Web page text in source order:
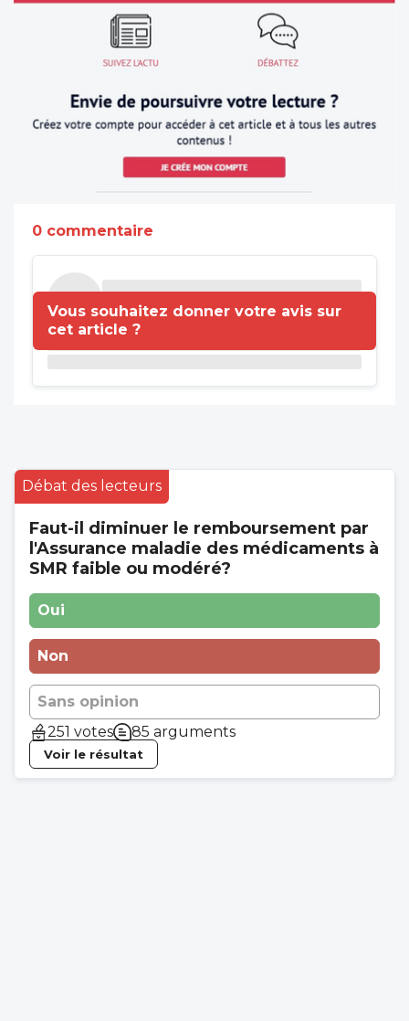
0 commentaire
Vous souhaitez donner votre avis sur
cet article ?
Débat des lecteurs
Faut-il diminuer le remboursement par
l'Assurance maladie des médicaments à
SMR faible ou modéré?
Oui
Non
Sans opinion
251 votes
85 arguments
Voir le résultat